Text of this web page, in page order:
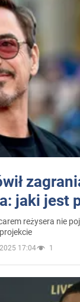
jaki jest
reżysera nie
17:04 1